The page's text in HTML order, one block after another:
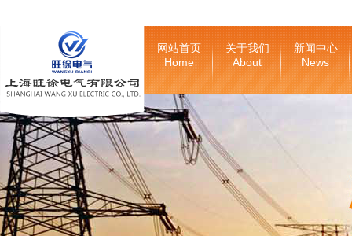
网站首页
Home
关于我们
About
新闻中心
News